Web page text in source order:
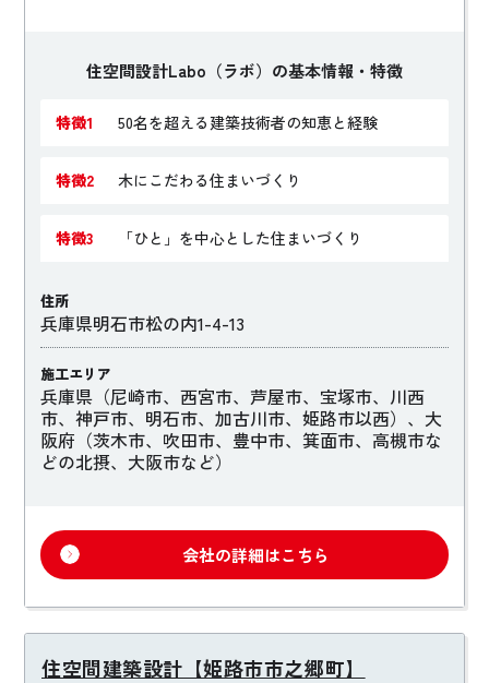
住空間設計Labo（ラボ）の基本情報・特徴
特徴1 50名を超える建築技術者の知恵と経験
特徴2 木にこだわる住まいづくり
特徴3 「ひと」を中心とした住まいづくり
住所
兵庫県明石市松の内1-4-13
施工エリア
兵庫県（尼崎市、西宮市、芦屋市、宝塚市、川西
市、神戸市、明石市、加古川市、姫路市以西）、大
阪府（茨木市、吹田市、豊中市、箕面市、高槻市な
どの北摂、大阪市など）
会社の詳細はこちら
住空間建築設計【姫路市市之郷町】